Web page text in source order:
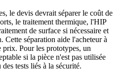
le devis devrait séparer le coût de
le traitement thermique, l'HIP
de surface si nécessaire et
Cette séparation aide l'acheteur à
Pour les prototypes, un
si la pièce n'est pas utilisée
tests liés à la sécurité.